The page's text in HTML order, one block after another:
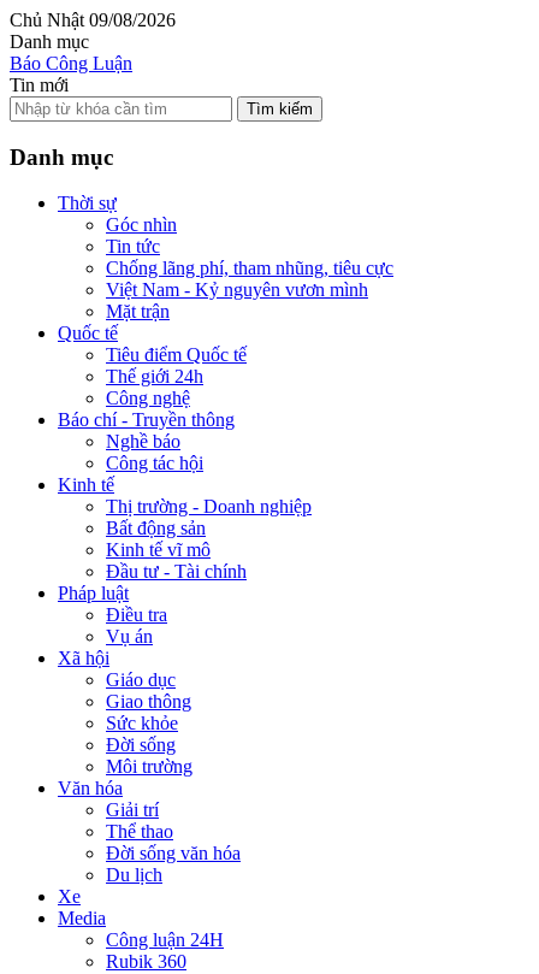
Chủ Nhật 09/08/2026
Danh mục
Báo Công Luận
Tin mới
Tìm kiếm
Danh mục
Thời sự
Góc nhìn
Tin tức
Chống lãng phí, tham nhũng, tiêu cực
Việt Nam - Kỷ nguyên vươn mình
Mặt trận
Quốc tế
Tiêu điểm Quốc tế
Thế giới 24h
Công nghệ
Báo chí - Truyền thông
Nghề báo
Công tác hội
Kinh tế
Thị trường - Doanh nghiệp
Bất động sản
Kinh tế vĩ mô
Đầu tư - Tài chính
Pháp luật
Điều tra
Vụ án
Xã hội
Giáo dục
Giao thông
Sức khỏe
Đời sống
Môi trường
Văn hóa
Giải trí
Thể thao
Đời sống văn hóa
Du lịch
Xe
Media
Công luận 24H
Rubik 360